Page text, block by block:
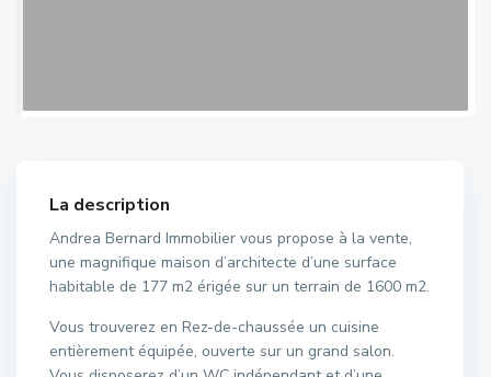
La description
Andrea Bernard Immobilier vous propose à la vente,
une magnifique maison d’architecte d’une surface
habitable de 177 m2 érigée sur un terrain de 1600 m2.
Vous trouverez en Rez-de-chaussée un cuisine
entièrement équipée, ouverte sur un grand salon.